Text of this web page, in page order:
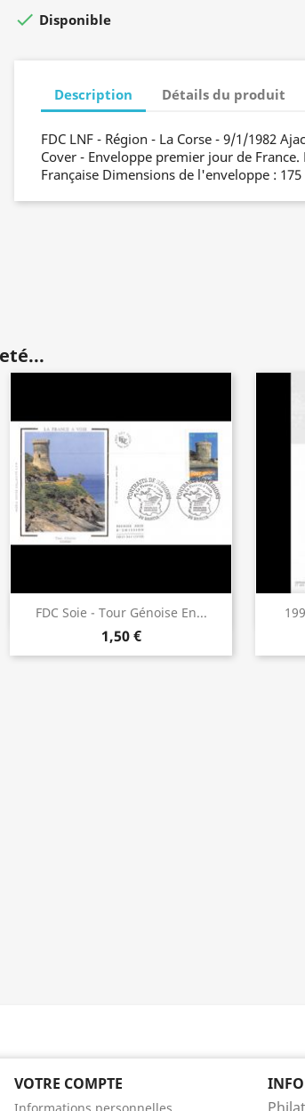
 Disponible
Description Détails du produit
FDC LNF - Région - La Corse - 9/1/1982
Cover - Enveloppe premier jour de
Française Dimensions de l'enveloppe :
FDC Soie - Tour Génoise En...
1,50 €
Aperçu rapide
VOTRE COMPTE